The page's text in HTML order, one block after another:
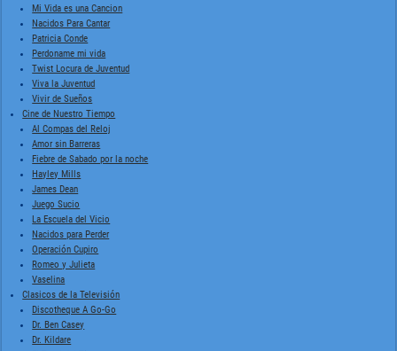
Mi Vida es una Cancion
Nacidos Para Cantar
Patricia Conde
Perdoname mi vida
Twist Locura de Juventud
Viva la Juventud
Vivir de Sueños
Cine de Nuestro Tiempo
Al Compas del Reloj
Amor sin Barreras
Fiebre de Sabado por la noche
Hayley Mills
James Dean
Juego Sucio
La Escuela del Vicio
Nacidos para Perder
Operación Cupiro
Romeo y Julieta
Vaselina
Clasicos de la Televisión
Discotheque A Go-Go
Dr. Ben Casey
Dr. Kildare